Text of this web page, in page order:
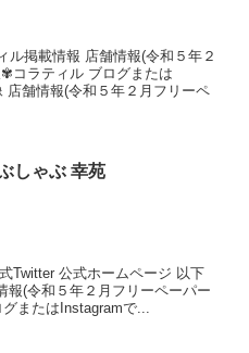
掲載情報 店舗情報(令和５年２
コラティル ブログまたは
店舗情報(令和５年２月フリーペ
しゃぶ 幸苑
Twitter 公式ホームページ 以下
(令和５年２月フリーペーパー
またはInstagramで...